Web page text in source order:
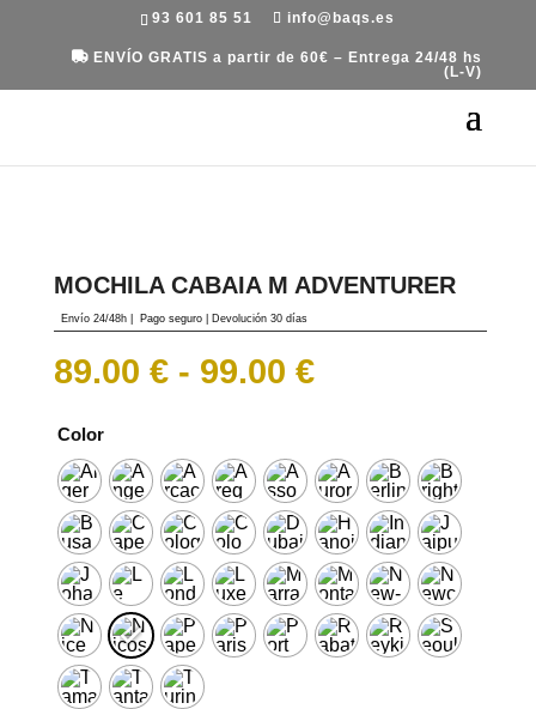
93 601 85 51 info@baqs.es
ENVÍO GRATIS a partir de 60€ – Entrega 24/48 hs
(L-V)
Mochila Cabaia
MOCHILA CABAIA M ADVENTURER
Envío 24/48h| Pago seguro | Devolución 30 días
89.00 € - 99.00 €Rango
de
89.00 €
hasta
99.00 €
Color